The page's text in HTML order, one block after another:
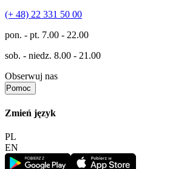
(+ 48) 22 331 50 00
pon. - pt. 7.00 - 22.00
sob. - niedz. 8.00 - 21.00
Obserwuj nas
Pomoc
Zmień język
PL
EN